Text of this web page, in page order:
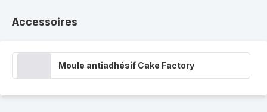
Accessoires
Moule antiadhésif Cake Factory